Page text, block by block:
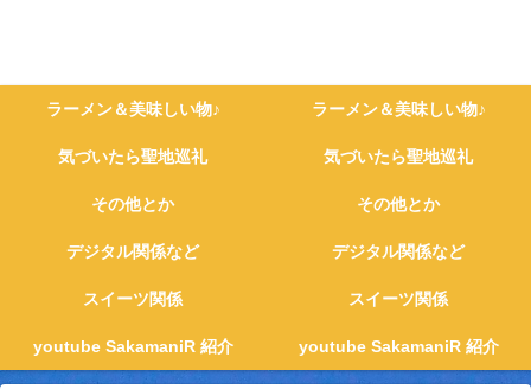
ラーメン＆美味しい物♪ ラーメン＆美味しい物♪
気づいたら聖地巡礼 気づいたら聖地巡礼
その他とか その他とか
デジタル関係など デジタル関係など
スイーツ関係 スイーツ関係
youtube SakamaniR 紹介 youtube SakamaniR 紹介